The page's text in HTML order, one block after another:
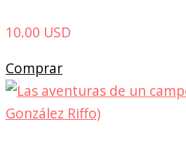
10.00 USD
Comprar